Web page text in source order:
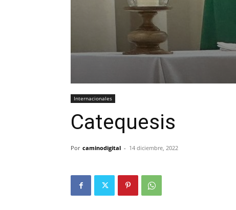
Internacionales
Catequesis
Por caminodigital - 14 diciembre, 2022